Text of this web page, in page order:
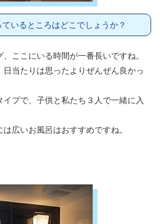
いるところはどこでしょうか？
ここにいる時間が一番長いですね。
日当たりは思ったよりぜんぜん良かっ
プで、子供と私たち３人で一緒に入
広いお風呂はおすすめですね。